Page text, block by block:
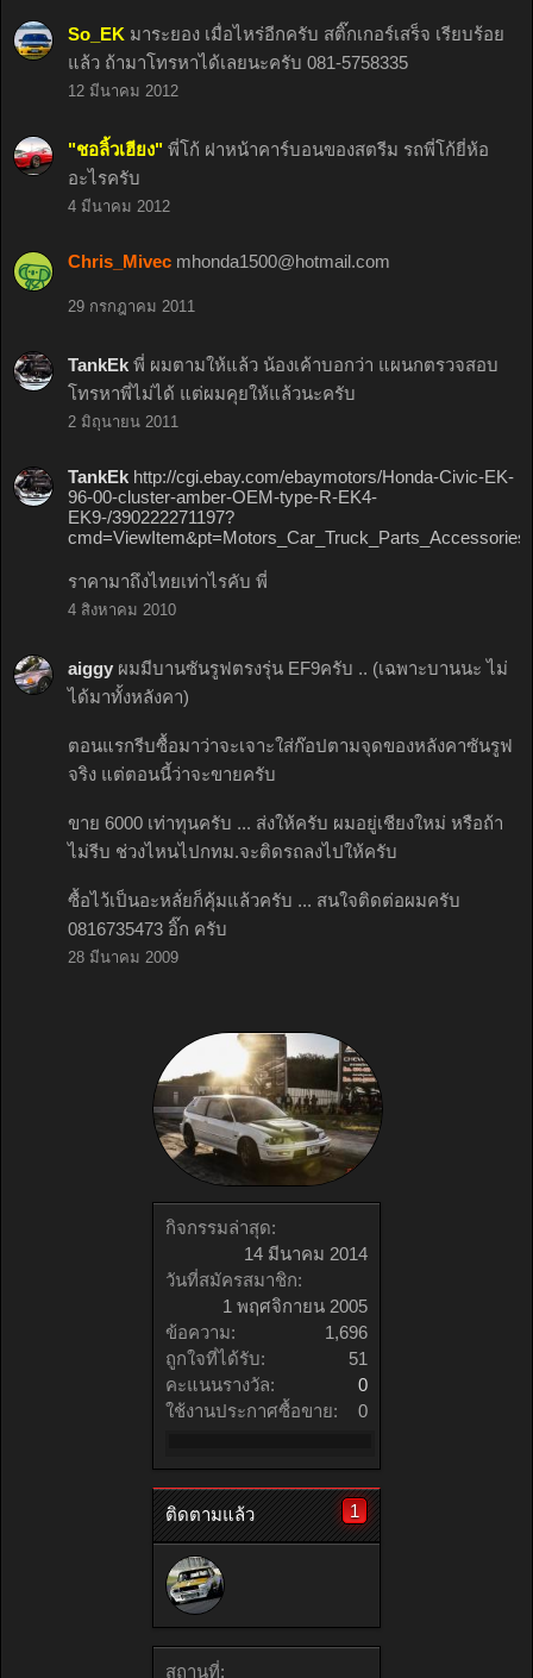
กิจกรรมล่าสุด:
14 มีนาคม 2014
วันที่สมัครสมาชิก:
1 พฤศจิกายน 2005
ข้อความ:
1,696
ถูกใจที่ได้รับ:
51
คะแนนรางวัล:
0
ใช้งานประกาศซื้อขาย:
0
ติดตามแล้ว 1
สถานที่:
So_EK มาระยอง เมื่อไหร่อีกครับ สติ๊กเกอร์เสร็จ เรียบร้อย
แล้ว ถ้ามาโทรหาได้เลยนะครับ 081-5758335
12 มีนาคม 2012
"ชอลิ้วเฮียง" พี่โก้ ฝาหน้าคาร์บอนของสตรีม รถพี่โก้ยี่ห้อ
อะไรครับ
4 มีนาคม 2012
Chris_Mivec mhonda1500@hotmail.com
29 กรกฎาคม 2011
TankEk พี่ ผมตามให้แล้ว น้องเค้าบอกว่า แผนกตรวจสอบ
โทรหาพี่ไม่ได้ แต่ผมคุยให้แล้วนะครับ
2 มิถุนายน 2011
TankEk http://cgi.ebay.com/ebaymotors/Honda-Civic-EK-
96-00-cluster-amber-OEM-type-R-EK4-
EK9-/390222271197?
ราคามาถึงไทยเท่าไรคับ พี่
4 สิงหาคม 2010
aiggy ผมมีบานซันรูฟตรงรุ่น EF9ครับ .. (เฉพาะบานนะ ไม่
ได้มาทั้งหลังคา)
ตอนแรกรีบซื้อมาว่าจะเจาะใส่ก๊อปตามจุดของหลังคาซันรูฟ
จริง แต่ตอนนี้ว่าจะขายครับ
ขาย 6000 เท่าทุนครับ ... ส่งให้ครับ ผมอยู่เชียงใหม่ หรือถ้า
ไม่รีบ ช่วงไหนไปกทม.จะติดรถลงไปให้ครับ
ซื้อไว้เป็นอะหลั่ยก็คุ้มแล้วครับ ... สนใจติดต่อผมครับ
0816735473 อิ๊ก ครับ
28 มีนาคม 2009